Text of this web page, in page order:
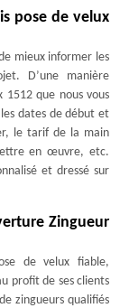
pose de velux
mieux informer les
D’une manière
1512 que nous vous
dates de début et
le tarif de la main
en œuvre, etc.
et dressé sur
Zingueur
de velux fiable,
profit de ses clients
zingueurs qualifiés